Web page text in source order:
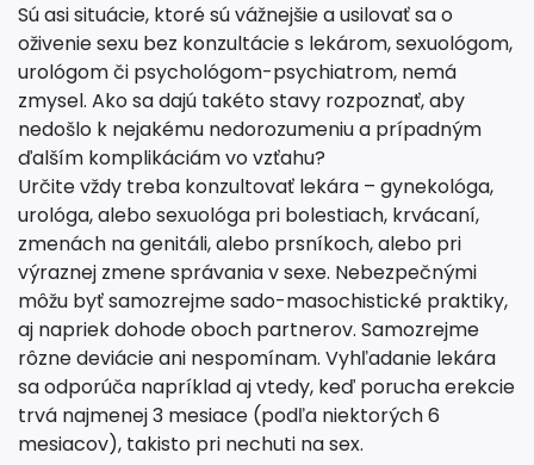
Sú asi situácie, ktoré sú vážnejšie a usilovať sa o
oživenie sexu bez konzultácie s lekárom, sexuológom,
urológom či psychológom-psychiatrom, nemá
zmysel. Ako sa dajú takéto stavy rozpoznať, aby
nedošlo k nejakému nedorozumeniu a prípadným
ďalším komplikáciám vo vzťahu?
Určite vždy treba konzultovať lekára – gynekológa,
urológa, alebo sexuológa pri bolestiach, krvácaní,
zmenách na genitáli, alebo prsníkoch, alebo pri
výraznej zmene správania v sexe. Nebezpečnými
môžu byť samozrejme sado-masochistické praktiky,
aj napriek dohode oboch partnerov. Samozrejme
rôzne deviácie ani nespomínam. Vyhľadanie lekára
sa odporúča napríklad aj vtedy, keď porucha erekcie
trvá najmenej 3 mesiace (podľa niektorých 6
mesiacov), takisto pri nechuti na sex.